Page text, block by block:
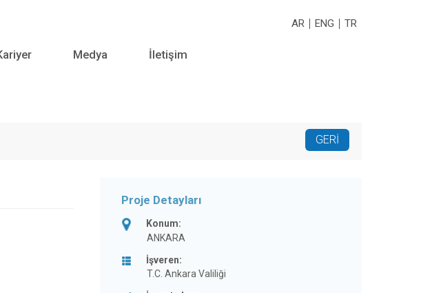
Medya İletişim
TR
ENG
AR
Proje Detayları
Konum:
ANKARA
İşveren:
T.C. Ankara Valiliği